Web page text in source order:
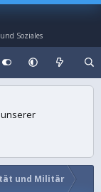
Soziales
unserer
und Militär